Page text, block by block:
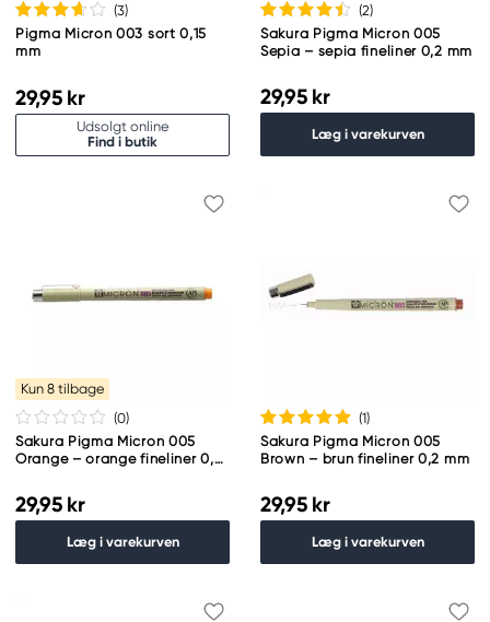
(3)
Pigma Micron 003 sort 0,15
mm
29,95 kr
Udsolgt online
Find i butik
(2)
Sakura Pigma Micron 005
Sepia – sepia fineliner 0,2 mm
29,95 kr
Læg i varekurven
Kun 8 tilbage
(0)
Sakura Pigma Micron 005
Orange – orange fineliner 0,2
29,95 kr
Læg i varekurven
(1)
Sakura Pigma Micron 005
Brown – brun fineliner 0,2 mm
29,95 kr
Læg i varekurven